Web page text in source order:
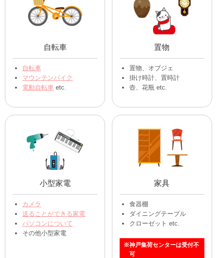
自転車
自転車
マウンテンバイク
電動自転車 etc.
置物
置物、オブジェ
掛け時計、置時計
壺、花瓶 etc.
小型家電
カメラ
送ることができる家電
パソコンについて
その他小型家電
家具
食器棚
ダイニングテーブル
クローゼット etc.
※神戸集荷センターは受付不
可